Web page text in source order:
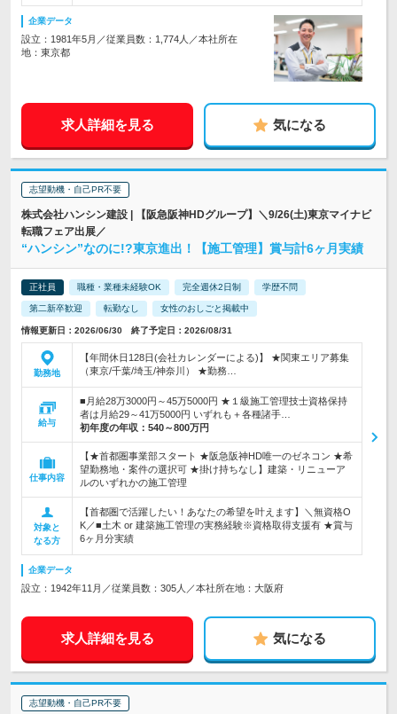
企業データ
設立：1981年5月／従業員数：1,774人／本社所在
地：東京都
求人詳細を見る 気になる
志望動機・自己PR不要
株式会社ハンシン建設 | 【阪急阪神HDグループ】＼9/26(土)東京マイナビ
転職フェア出展／
“ハンシン”なのに!?東京進出！【施工管理】賞与計6ヶ月実績
正社員 職種・業種未経験OK 完全週休2日制 学歴不問
第二新卒歓迎 転勤なし 女性のおしごと掲載中
情報更新日：2026/06/30 終了予定日：2026/08/31
勤務地
【年間休日128日(会社カレンダーによる)】 ★関東エリア募集
（東京/千葉/埼玉/神奈川） ★勤務…
給与
■月給28万3000円～45万5000円 ★１級施工管理技士資格保持
者は月給29～41万5000円 いずれも＋各種諸手…
初年度の年収： 540～800万円
仕事内容
【★首都圏事業部スタート ★阪急阪神HD唯一のゼネコン ★希
望勤務地・案件の選択可 ★掛け持ちなし】建築・リニューア
ルのいずれかの施工管理
対象と
なる方
【首都圏で活躍したい！あなたの希望を叶えます】＼無資格O
K／■土木 or 建築施工管理の実務経験※資格取得支援有 ★賞与
6ヶ月分実績
企業データ
設立：1942年11月／従業員数：305人／本社所在地：大阪府
求人詳細を見る 気になる
志望動機・自己PR不要